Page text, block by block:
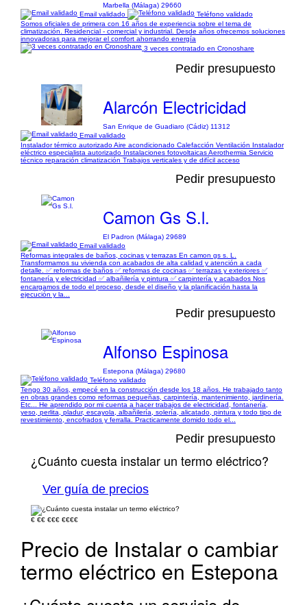
Marbella (Málaga) 29660
Email validado
Teléfono validado
Somos oficiales de primera con 16 años de experiencia sobre el tema de
climatización. Residencial - comercial y industrial. Desde años ofrecemos soluciones
innovadoras para mejorar el comfort ahorrando energía
3 veces contratado en Cronoshare
Pedir presupuesto
Alarcón Electricidad
San Enrique de Guadiaro (Cádiz) 11312
Email validado
Instalador térmico autorizado Aire acondicionado Calefacción Ventilación Instalador
eléctrico especialista autorizado Instalaciones fotovoltaicas Aerothermia Servicio
técnico reparación climatización Trabajos verticales y de difícil acceso
Pedir presupuesto
Camon Gs S.l.
El Padron (Málaga) 29689
Email validado
Reformas integrales de baños, cocinas y terrazas En camon gs s. L.
Transformamos su vivienda con acabados de alta calidad y atención a cada
detalle. ✅ reformas de baños ✅ reformas de cocinas ✅ terrazas y exteriores ✅
fontanería y electricidad ✅ albañilería y pintura ✅ carpintería y acabados Nos
encargamos de todo el proceso, desde el diseño y la planificación hasta la
ejecución y la...
Pedir presupuesto
Alfonso Espinosa
Estepona (Málaga) 29680
Teléfono validado
Tengo 30 años, empecé en la construcción desde los 18 años. He trabajado tanto
en obras grandes como reformas pequeñas, carpintería, mantenimiento, jardinería.
Etc... He aprendido por mi cuenta a hacer trabajos de electricidad, fontanería,
yeso, perlita, pladur, escayola, albañilería, solería, alicatado, pintura y todo tipo de
revestimiento, encofrados y ferralla. Practicamente domido todo el...
Pedir presupuesto
¿Cuánto cuesta instalar un termo eléctrico?
Ver guía de precios
€ €€ €€€ €€€€
Precio de Instalar o cambiar
termo eléctrico en Estepona